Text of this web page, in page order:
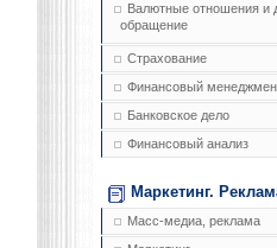
Валютные отношения и
обращение
Страхование
Финансовый
Банковское дело
Финансовый анализ
Маркетинг.
Масс-медиа, реклама